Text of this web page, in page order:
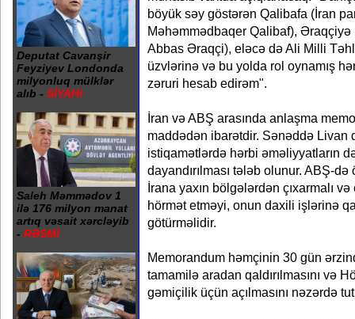
Deputat Cavanşir
Feyziyev Londonda
milyonluq mülklər
alıb - SİYAHI
Saleh Məmmədov 1
ilə 176 milyon manat
artıq vəsait xərcləyib
- RƏSMİ
böyük səy göstərən Qalibafa (İran
Məhəmmədbaqer Qalibaf), Əraqçiyə
Abbas Əraqçi), eləcə də Ali Milli
üzvlərinə və bu yolda rol oynamış
zəruri hesab edirəm".
İran və ABŞ arasında anlaşma
maddədən ibarətdir. Sənəddə Livan
istiqamətlərdə hərbi əməliyyatların
dayandırılması tələb olunur. ABŞ-
İrana yaxın bölgələrdən çıxarmalı
hörmət etməyi, onun daxili işlərinə
götürməlidir.
Memorandum həmçinin 30 gün
tamamilə aradan qaldırılmasını və
gəmiçilik üçün açılmasını nəzərdə